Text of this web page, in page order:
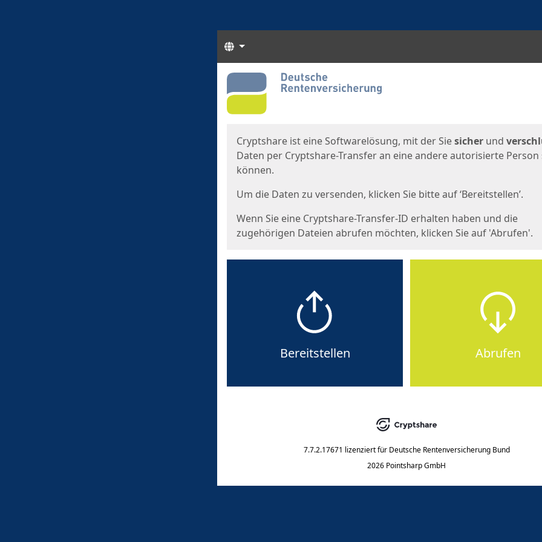
Sprachen
Start
Cryptshare ist eine Softwarelösung, mit der Siesicher und
Daten per Cryptshare-Transfer an eine andere autorisierte Person
können.
Um die Daten zu versenden, klicken Sie bitte auf ‘Bereitstellen’.
Wenn Sie eine Cryptshare-Transfer-ID erhalten haben und die
zugehörigen Dateien abrufen möchten, klicken Sie auf 'Abrufen'.
Bereitstellen Abrufen
7.7.2.17671 lizenziert für Deutsche Rentenversicherung Bund
2026 Pointsharp GmbH